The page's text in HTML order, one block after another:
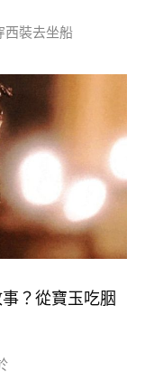
西裝去坐船
？從寶玉吃胭